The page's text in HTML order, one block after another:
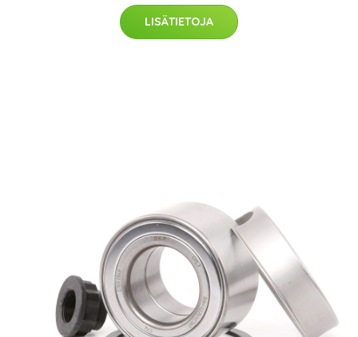
LISÄTIETOJA